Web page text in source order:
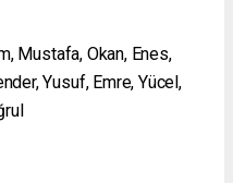
Mustafa, Okan, Enes,
Yusuf, Emre, Yücel,